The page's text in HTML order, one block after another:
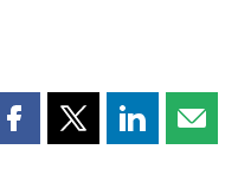
PartagerPartagerPartager